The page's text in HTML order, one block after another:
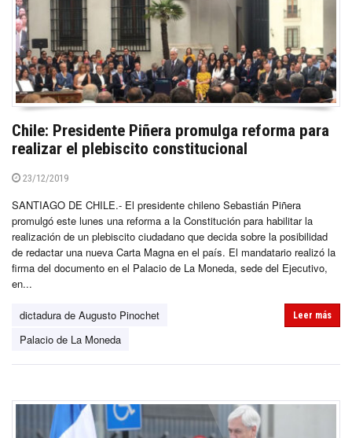
Chile: Presidente Piñera promulga reforma para
realizar el plebiscito constitucional
23/12/2019
SANTIAGO DE CHILE.- El presidente chileno Sebastián Piñera
promulgó este lunes una reforma a la Constitución para habilitar la
realización de un plebiscito ciudadano que decida sobre la posibilidad
de redactar una nueva Carta Magna en el país. El mandatario realizó la
firma del documento en el Palacio de La Moneda, sede del Ejecutivo,
en...
dictadura de Augusto Pinochet
Palacio de La Moneda
Leer más